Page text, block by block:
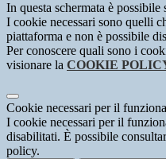
In questa schermata è
I cookie necessari sono quelli
piattaforma e non è possibile
Per conoscere quali sono i
visionare la COOKIE
Cookie necessari per il
I cookie necessari per il
disabilitati. È possibile
policy.